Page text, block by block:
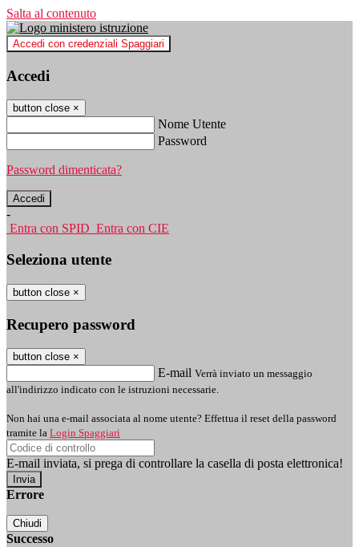
Salta al contenuto
Accedi con credenziali Spaggiari
Accedi
button close ×
Nome Utente
Password
Password dimenticata?
-
Entra con SPID Entra con CIE
Seleziona utente
button close ×
Recupero password
button close ×
E-mail Verrà inviato un messaggio
all'indirizzo indicato con le istruzioni necessarie.
Non hai una e-mail associata al nome utente? Effettua il reset della password
tramite la Login Spaggiari
E-mail inviata, si prega di controllare la casella di posta elettronica!
Errore
Chiudi
Successo